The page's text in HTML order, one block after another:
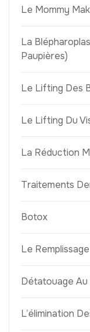
Le Mommy
La
Paupières)
Le Lifting Des
Le Lifting Du
La Réduction
Traitements
Botox
Le
Détatouage
L’élimination